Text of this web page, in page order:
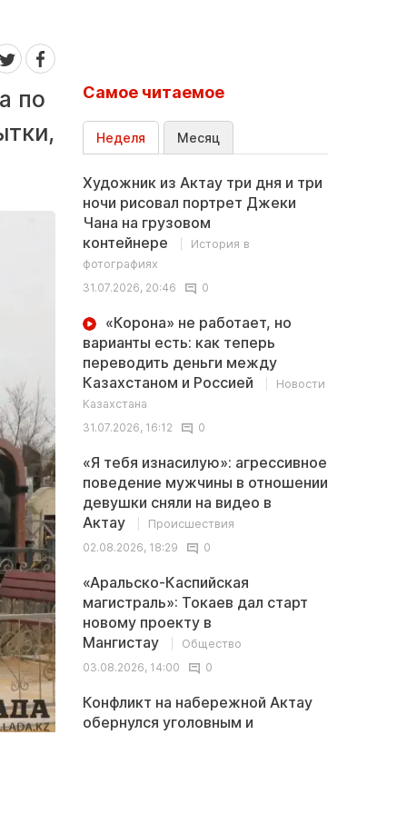
по
Самое читаемое
Неделя Месяц
Художник из Актау три дня и три
ночи рисовал портрет Джеки
Чана на грузовом
контейнере
История в
фотографиях
31.07.2026, 20:46
0
«Корона» не работает, но
варианты есть: как теперь
переводить деньги между
Казахстаном и Россией
Новости
Казахстана
31.07.2026, 16:12
0
«Я тебя изнасилую»: агрессивное
поведение мужчины в отношении
девушки сняли на видео в
Актау
Происшествия
02.08.2026, 18:29
0
«Аральско-Каспийская
магистраль»: Токаев дал старт
новому проекту в
Мангистау
Общество
03.08.2026, 14:00
0
Конфликт на набережной Актау
обернулся уголовным и